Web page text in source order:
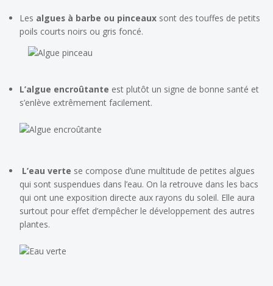
Les algues à barbe ou pinceaux sont des touffes de petits
poils courts noirs ou gris foncé.
L’algue encroûtante est plutôt un signe de bonne santé et
s’enlève extrêmement facilement.
L’eau verte se compose d’une multitude de petites algues
qui sont suspendues dans l’eau. On la retrouve dans les bacs
qui ont une exposition directe aux rayons du soleil. Elle aura
surtout pour effet d’empêcher le développement des autres
plantes.